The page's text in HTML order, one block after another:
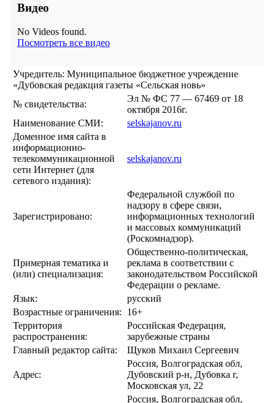
Видео
No Videos found.
Посмотреть все видео
Учредитель: Муниципальное бюджетное учреждение
«Дубовская редакция газеты «Сельская новь»
№ свидетельства:
Эл № ФС 77 — 67469 от 18
октября 2016г.
Наименование СМИ:
selskajanov.ru
Доменное имя сайта в
информационно-
телекоммуникационной
сети Интернет (для
сетевого издания):
selskajanov.ru
Зарегистрировано:
Федеральной службой по
надзору в сфере связи,
информационных технологий
и массовых коммуникаций
(Роскомнадзор).
Примерная тематика и
(или) специализация:
Общественно-политическая,
реклама в соответствии с
законодательством Российской
Федерации о рекламе.
Язык:
русский
Возрастные ограничения:
16+
Территория
распространения:
Российская Федерация,
зарубежные страны
Главный редактор сайта:
Щуков Михаил Сергеевич
Адрес:
Россия, Волгоградская обл,
Дубовский р-н, Дубовка г,
Московская ул, 22
Россия, Волгоградская обл,